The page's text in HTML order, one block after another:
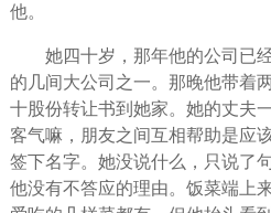
他。
她四十岁，那年他的公司已
的几间大公司之一。那晚他带着
十股份转让书到她家。她的丈夫
客气嘛，朋友之间互相帮助是应
签下名字。她没说什么，只说了
他没有不答应的理由。饭菜端上